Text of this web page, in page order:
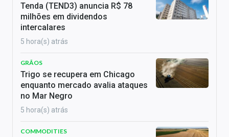
Tenda (TEND3) anuncia R$ 78
milhões em dividendos
intercalares
5 hora(s) atrás
GRÃOS
Trigo se recupera em Chicago
enquanto mercado avalia ataques
no Mar Negro
5 hora(s) atrás
COMMODITIES